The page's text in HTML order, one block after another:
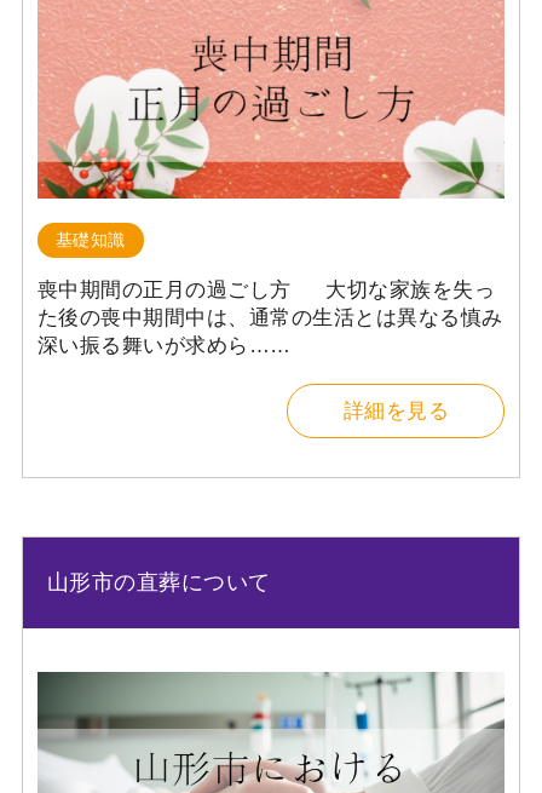
基礎知識
喪中期間の正月の過ごし方 大切な家族を失っ
た後の喪中期間中は、通常の生活とは異なる慎み
深い振る舞いが求めら……
詳細を見る
山形市の直葬について